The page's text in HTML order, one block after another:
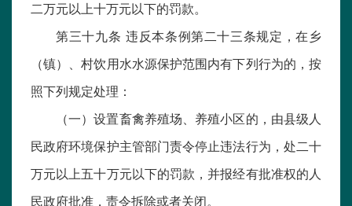
二万元以上十万元以下的罚款。
第三十九条 违反本条例第二十三条规定，在乡
（镇）、村饮用水水源保护范围内有下列行为的，按
照下列规定处理：
（一）设置畜禽养殖场、养殖小区的，由县级人
民政府环境保护主管部门责令停止违法行为，处二十
万元以上五十万元以下的罚款，并报经有批准权的人
民政府批准，责令拆除或者关闭。